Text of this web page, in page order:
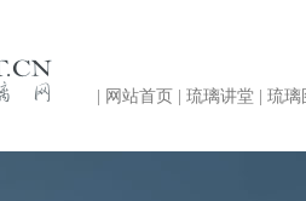
网站首页 琉璃讲堂 琉璃